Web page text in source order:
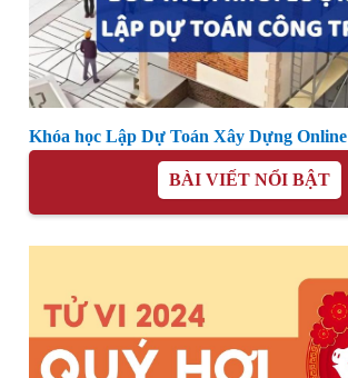
Khóa học Lập Dự Toán Xây Dựng Online
BÀI VIẾT NỔI BẬT